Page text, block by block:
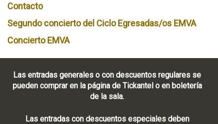
Contacto
Segundo concierto del Ciclo Egresadas/os EMVA
Concierto EMVA
Las entradas generales o con descuentos regulares se
pueden comprar en la página de Tickantel o en boletería
de la sala.
Las entradas con descuentos especiales deben